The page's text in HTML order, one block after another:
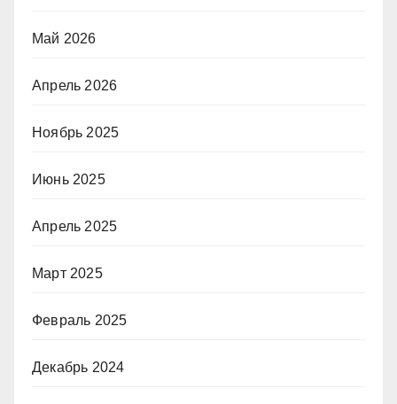
Май 2026
Апрель 2026
Ноябрь 2025
Июнь 2025
Апрель 2025
Март 2025
Февраль 2025
Декабрь 2024